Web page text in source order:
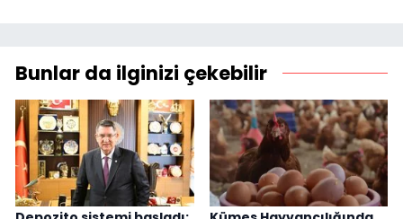
Bunlar da ilginizi çekebilir